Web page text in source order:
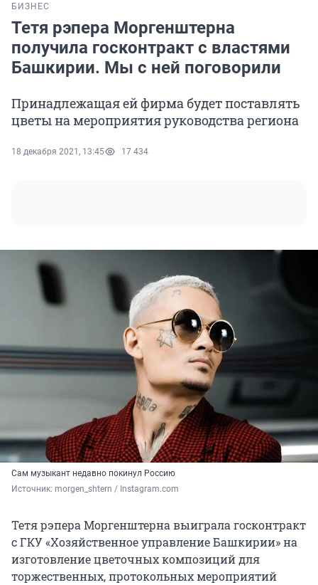
БИЗНЕС
Тетя рэпера Моргенштерна
получила госконтракт с властями
Башкирии. Мы с ней поговорили
Принадлежащая ей фирма будет поставлять
цветы на мероприятия руководства региона
18 декабря 2021, 13:45 17 434
Сам музыкант недавно покинул Россию
Источник: morgen_shtern / Instagram.com
Тетя рэпера Моргенштерна выиграла госконтракт
с ГКУ «Хозяйственное управление Башкирии» на
изготовление цветочных композиций для
торжественных, протокольных мероприятий